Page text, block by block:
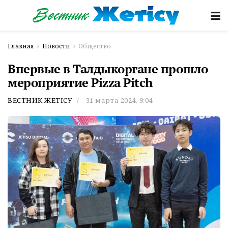
Главная Новости Общество
Впервые в Талдыкоргане прошло
мероприятие Pizza Pitch
ВЕСТНИК ЖЕТІСУ 31 марта 2024, 9:04